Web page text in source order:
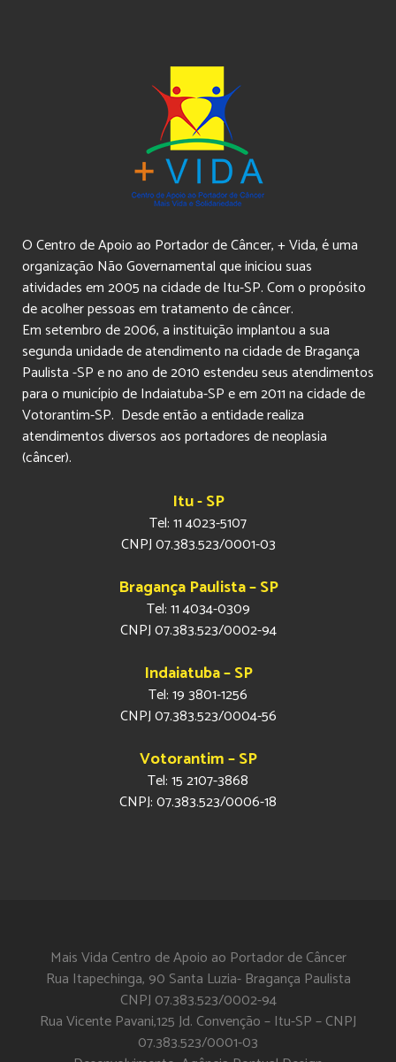
O Centro de Apoio ao Portador de Câncer, + Vida, é uma
organização Não Governamental que iniciou suas
atividades em 2005 na cidade de Itu-SP. Com o propósito
de acolher pessoas em tratamento de câncer.
Em setembro de 2006, a instituição implantou a sua
segunda unidade de atendimento na cidade de Bragança
Paulista -SP e no ano de 2010 estendeu seus atendimentos
para o município de Indaiatuba-SP e em 2011 na cidade de
Votorantim-SP. Desde então a entidade realiza
atendimentos diversos aos portadores de neoplasia
(câncer).
Itu - SP
Tel: 11 4023-5107
CNPJ 07.383.523/0001-03
Bragança Paulista – SP
Tel: 11 4034-0309
CNPJ 07.383.523/0002-94
Indaiatuba – SP
Tel: 19 3801-1256
CNPJ 07.383.523/0004-56
Votorantim – SP
Tel: 15 2107-3868
CNPJ: 07.383.523/0006-18
Mais Vida Centro de Apoio ao Portador de Câncer
Rua Itapechinga, 90 Santa Luzia- Bragança Paulista
CNPJ 07.383.523/0002-94
Rua Vicente Pavani,125 Jd. Convenção – Itu-SP – CNPJ
07.383.523/0001-03